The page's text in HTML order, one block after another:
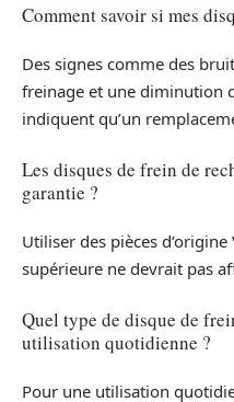
Comment savoir si mes
Des signes comme des
freinage et une diminution
indiquent qu’un
Les disques de frein de
garantie ?
Utiliser des pièces
supérieure ne devrait pas
Quel type de disque de
utilisation quotidienne ?
Pour une utilisation